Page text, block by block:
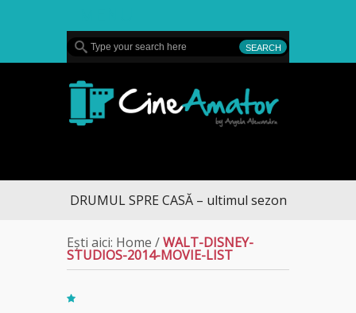
DRUMUL SPRE CASĂ – ultimul sezon te aduce la
Ești aici: Home /WALT-DISNEY-
STUDIOS-2014-MOVIE-LIST